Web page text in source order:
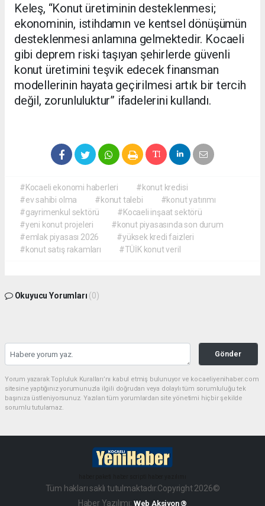
Keleş, “Konut üretiminin desteklenmesi;
ekonominin, istihdamın ve kentsel dönüşümün
desteklenmesi anlamına gelmektedir. Kocaeli
gibi deprem riski taşıyan şehirlerde güvenli
konut üretimini teşvik edecek finansman
modellerinin hayata geçirilmesi artık bir tercih
değil, zorunluluktur” ifadelerini kullandı.
#Kocaeli ekonomi haberleri
#konut kredisi
#ev sahibi olma
#konut talebi
#konut yatırımı
#gayrimenkul sektörü
#Kocaeli inşaat sektörü
#yeni konut projeleri
#konut piyasasında son durum
#emlak piyasası 2026
#yüksek kredi faizleri
#konut satış rakamları
#TÜİK konut veril
Okuyucu Yorumları (0)
Gönder
Yorum yazarak Topluluk Kuralları’nı kabul etmiş bulunuyor ve kocaeliyenihaber.com
sitesine yaptığınız yorumunuzla ilgili doğrudan veya dolaylı tüm sorumluluğu tek
başınıza üstleniyorsunuz. Yazılan tüm yorumlardan site yönetimi hiçbir şekilde
sorumlu tutulamaz.
Tüm hakları saklı tutulmaktadır.Copyright 2026©
Haber Yazılımı: Web Aksiyon ®